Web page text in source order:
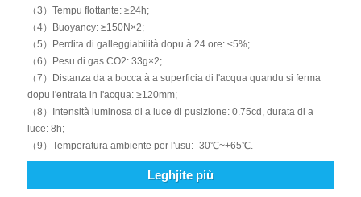
（3）Tempu flottante: ≥24h;
（4）Buoyancy: ≥150N×2;
（5）Perdita di galleggiabilità dopu à 24 ore: ≤5%;
（6）Pesu di gas CO2: 33g×2;
（7）Distanza da a bocca à a superficia di l'acqua quandu si ferma
dopu l'entrata in l'acqua: ≥120mm;
（8）Intensità luminosa di a luce di pusizione: 0.75cd, durata di a
luce: 8h;
（9）Temperatura ambiente per l'usu: -30℃~+65℃.
Leghjite più